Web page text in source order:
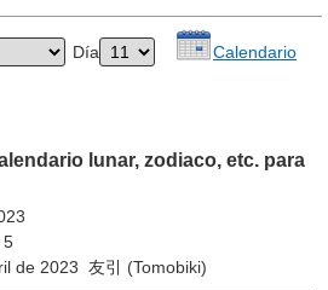
Día Calendario
lunar, zodiaco, etc. para
5
de 2023 友引 (Tomobiki)